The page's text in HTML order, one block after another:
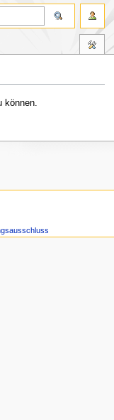
können.